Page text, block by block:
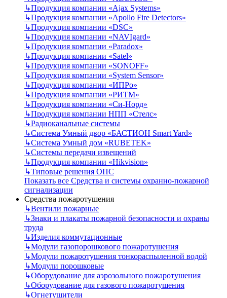
↳Продукция компании «Ajax Systems»
↳Продукция компании «Apollo Fire Detectors»
↳Продукция компании «DSC»
↳Продукция компании «NAVIgard»
↳Продукция компании «Paradox»
↳Продукция компании «Satel»
↳Продукция компании «SONOFF»
↳Продукция компании «System Sensor»
↳Продукция компании «ИПРо»
↳Продукция компании «РИТМ»
↳Продукция компании «Си-Норд»
↳Продукция компании НПП «Стелс»
↳Радиоканальные системы
↳Система Умный двор «БАСТИОН Smart Yard»
↳Система Умный дом «RUBETEK»
↳Системы передачи извещений
↳Продукция компании «Hikvision»
↳Типовые решения ОПС
Показать все Средства и системы охранно-пожарной
сигнализации
Средства пожаротушения
↳Вентили пожарные
↳Знаки и плакаты пожарной безопасности и охраны
труда
↳Изделия коммутационные
↳Модули газопорошкового пожаротушения
↳Модули пожаротушения тонкораспыленной водой
↳Модули порошковые
↳Оборудование для аэрозольного пожаротушения
↳Оборудование для газового пожаротушения
↳Огнетушители